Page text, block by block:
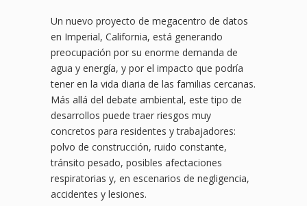
Un nuevo proyecto de megacentro de datos
en Imperial, California, está generando
preocupación por su enorme demanda de
agua y energía, y por el impacto que podría
tener en la vida diaria de las familias cercanas.
Más allá del debate ambiental, este tipo de
desarrollos puede traer riesgos muy
concretos para residentes y trabajadores:
polvo de construcción, ruido constante,
tránsito pesado, posibles afectaciones
respiratorias y, en escenarios de negligencia,
accidentes y lesiones.